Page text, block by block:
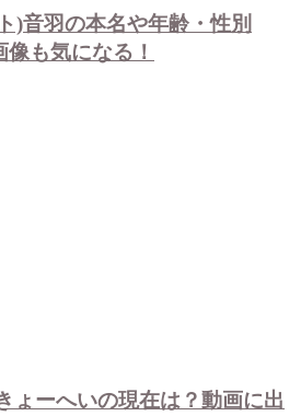
)音羽の本名や年齢・性別
も気になる！
ょーへいの現在は？動画に出